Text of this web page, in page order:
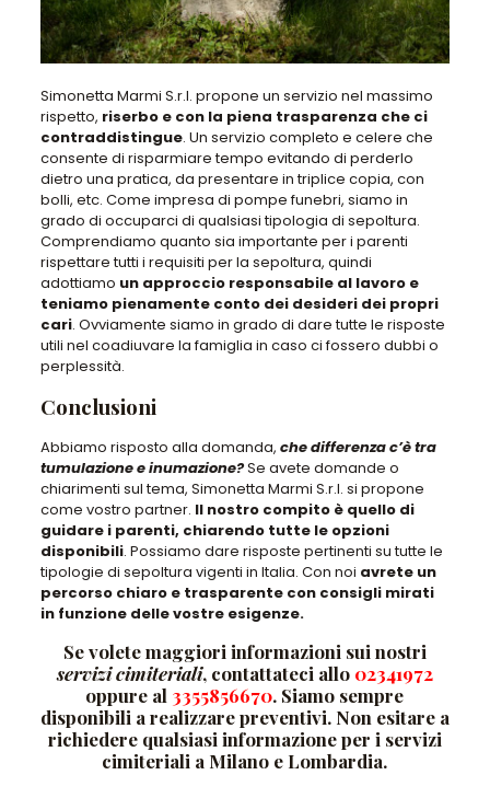
Simonetta Marmi S.r.l. propone un servizio nel massimo
rispetto, riserbo e con la piena trasparenza che ci
contraddistingue. Un servizio completo e celere che
consente di risparmiare tempo evitando di perderlo
dietro una pratica, da presentare in triplice copia, con
bolli, etc. Come impresa di pompe funebri, siamo in
grado di occuparci di qualsiasi tipologia di sepoltura.
Comprendiamo quanto sia importante per i parenti
rispettare tutti i requisiti per la sepoltura, quindi
adottiamo un approccio responsabile al lavoro e
teniamo pienamente conto dei desideri dei propri
cari. Ovviamente siamo in grado di dare tutte le risposte
utili nel coadiuvare la famiglia in caso ci fossero dubbi o
perplessità.
Conclusioni
Abbiamo risposto alla domanda, che differenza c’è tra
tumulazione e inumazione?Se avete domande o
chiarimenti sul tema, Simonetta Marmi S.r.l. si propone
come vostro partner. Il nostro compito è quello di
guidare i parenti, chiarendo tutte le opzioni
disponibili. Possiamo dare risposte pertinenti su tutte le
tipologie di sepoltura vigenti in Italia. Con noi avrete un
percorso chiaro e trasparente con consigli mirati
in funzione delle vostre esigenze.
Se volete maggiori informazioni sui nostri
servizi cimiteriali, contattateci allo 02341972
oppure al 3355856670. Siamo sempre
disponibili a realizzare preventivi. Non esitare a
richiedere qualsiasi informazione per i servizi
cimiteriali a Milano e Lombardia.